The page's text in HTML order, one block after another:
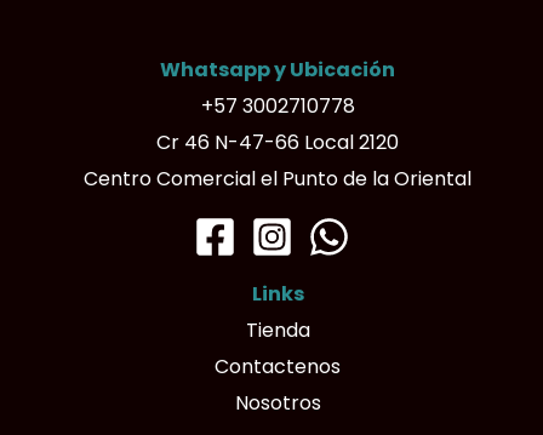
Whatsapp y Ubicación
+57 3002710778
Cr 46 N-47-66 Local 2120
Centro Comercial el Punto de la Oriental
Links
Tienda
Contactenos
Nosotros